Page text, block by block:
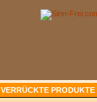
VERRÜCKTE PRODUKTE